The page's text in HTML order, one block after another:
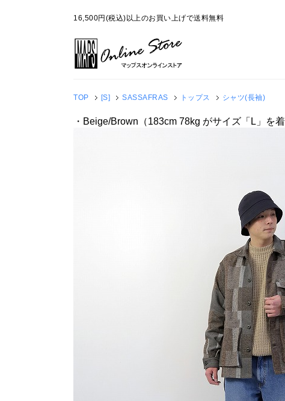
16,500円(税込)以上のお買い上げで送料無料
TOP [S] SASSAFRAS トップス シャツ(長袖)
・Beige/Brown（183cm 78kg がサイズ「L」を着